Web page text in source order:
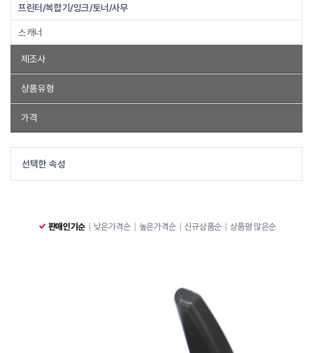
프린터/복합기/잉크/토너/사무
스캐너
제조사
데이터로직
상품유형
스캐너 거치대
가격
~
선택한 속성
판매인기순 낮은가격순 높은가격순 신규상품순 상품평 많은순